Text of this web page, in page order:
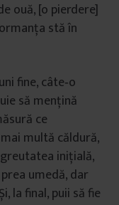
ouă, [o pierdere]
stă în
fine, câte‑o
să mențină
ce
multă căldură,
greutatea inițială,
umedă, dar
la final, puii să fie